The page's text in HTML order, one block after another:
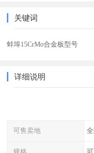
关键词
蚌埠15CrMo合金板型号
详细说明
可售卖地